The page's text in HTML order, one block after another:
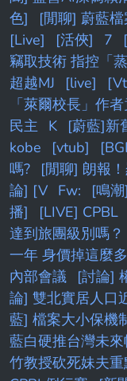
色]
[閒聊] 蔚藍
[Live]
[活俠] 7
竊取技術 指控「
超越MJ
[live]
「萊爾校長」作
民主 K [蔚藍]新
kobe
[vtub]
嗎?
[閒聊] 朗報
論] [V Fw: [鳴潮]
播]
[LIVE] CPBL
達到旅團級別嗎？
一年 身價掉這麼
內部會議
[討論]
論] 雙北實居人口
藍] 檔案大小保機
藍白硬推台灣未
竹教授砍死妹夫